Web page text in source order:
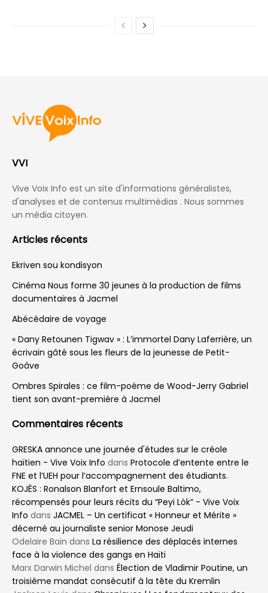
Home International
L’état de santé du Pape
François inquiète, mais
sous contrôle
byCleavens Fleurantin
1 an ago
Reading Time: 2 mins read